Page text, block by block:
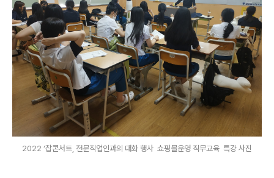
2022 ‘잡콘서트, 전문직업인과의 대화 행사 쇼핑몰운영 직무교육 특강 사진